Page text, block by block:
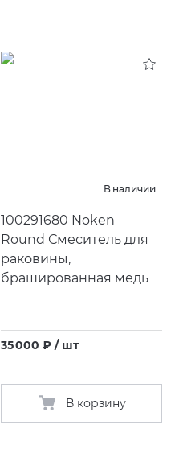
В наличии
100291680 Noken
Round Смеситель для
раковины,
брашированная медь
35 000 ₽ / шт
В корзину